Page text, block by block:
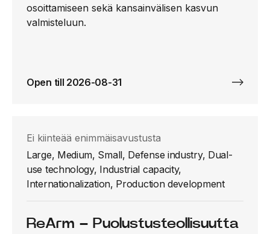
osoittamiseen sekä kansainvälisen kasvun
valmisteluun.
Open till 2026-08-31
Ei kiinteää enimmäisavustusta
Large, Medium, Small, Defense industry, Dual-
use technology, Industrial capacity,
Internationalization, Production development
ReArm – Puolustusteollisuutta